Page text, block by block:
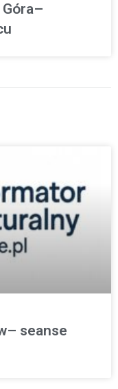
seanse